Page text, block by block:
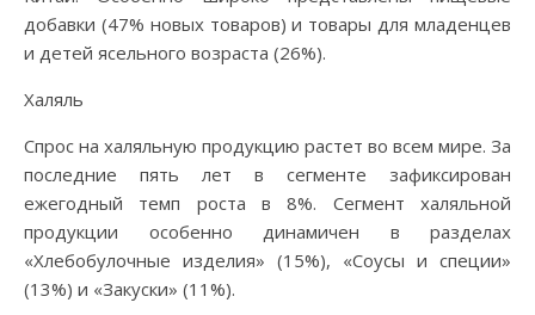
добавки (47% новых товаров) и товары для младенцев
и детей ясельного возраста (26%).
Халяль
Спрос на халяльную продукцию растет во всем мире. За
последние пять лет в сегменте зафиксирован
ежегодный темп роста в 8%. Сегмент халяльной
продукции особенно динамичен в разделах
«Хлебобулочные изделия» (15%), «Соусы и специи»
(13%) и «Закуски» (11%).